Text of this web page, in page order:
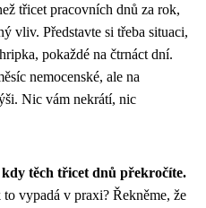
třicet pracovních dnů za rok,
vliv. Představte si třeba situaci,
pokaždé na čtrnáct dní.
nemocenské, ale na
Nic vám nekrátí, nic
těch třicet dnů překročíte.
vypadá v praxi? Řekněme, že